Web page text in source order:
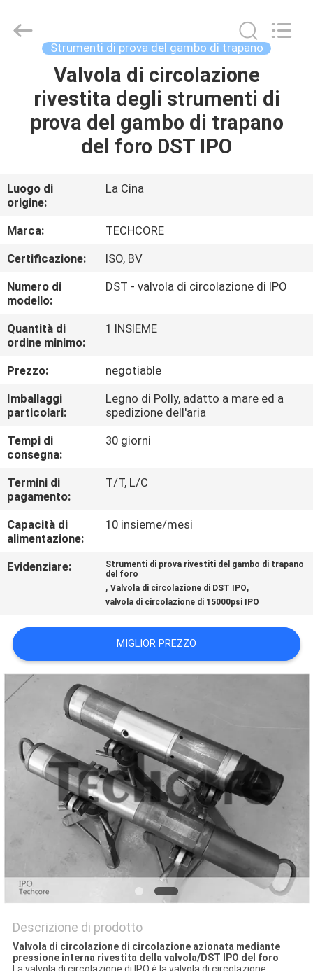
PRODOTTI
NOI
GIRO
DELLA
FABBRICA
CONTROLLO
DI
QUALITÀ
CONTATTICI
NOTIZIE
CASI
DEL
PRIVACY
POLICY
Tools
Strumenti di prova del gambo di trapano
Valvola di circolazione
rivestita degli strumenti di
prova del gambo di trapano
del foro DST IPO
Luogo di
origine:
La Cina
Marca:
TECHCORE
Certificazione:
ISO, BV
Numero di
modello:
DST - valvola di circolazione di IPO
Quantità di
ordine minimo:
1 INSIEME
Prezzo:
negotiable
Imballaggi
particolari:
Legno di Polly, adatto a mare ed a
spedizione dell'aria
Tempi di
consegna:
30 giorni
Termini di
pagamento:
T/T, L/C
Capacità di
alimentazione:
10 insieme/mesi
Evidenziare:
Strumenti di prova rivestiti del gambo di trapano
del foro
,Valvola di circolazione di DST IPO,
valvola di circolazione di 15000psi IPO
MIGLIOR PREZZO
Descrizione di prodotto
Valvola di circolazione di circolazione azionata mediante
pressione interna rivestita della valvola/DST IPO del foro